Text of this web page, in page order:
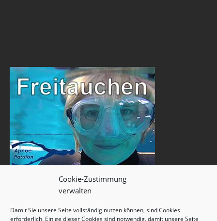
Cookie-Zustimmung
verwalten
Damit Sie unsere Seite vollständig nutzen können, sind Cookies
erforderlich. Einige dieser Cookies sind notwendig, damit unsere Seite